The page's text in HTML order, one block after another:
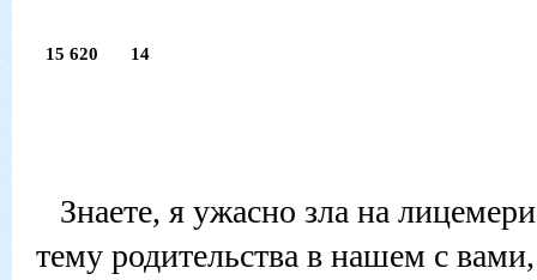
15 620 14
Знаете, я ужасно зла на
тему родительства в нашем с